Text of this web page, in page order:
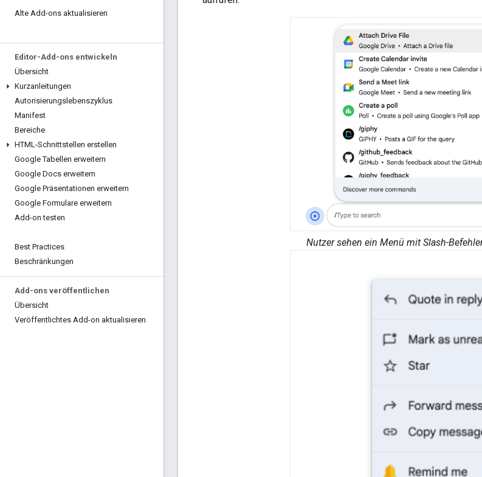
Alte Add-ons aktualisieren
Editor-Add-ons entwickeln
Übersicht
Kurzanleitungen
Autorisierungslebenszyklus
Manifest
Bereiche
HTML-Schnittstellen erstellen
Google Tabellen erweitern
Google Docs erweitern
Google Präsentationen erweitern
Google Formulare erweitern
Add-on testen
Best Practices
Beschränkungen
Add-ons veröffentlichen
Übersicht
Veröffentlichtes Add-on aktualisieren
Nutzer sehen ein Menü mit Slash-